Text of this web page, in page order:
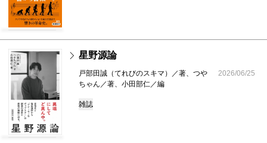
星野源論
戸部田誠（てれびのスキマ）／著、つや
ちゃん／著、小田部仁／編
2026/06/25
雑誌